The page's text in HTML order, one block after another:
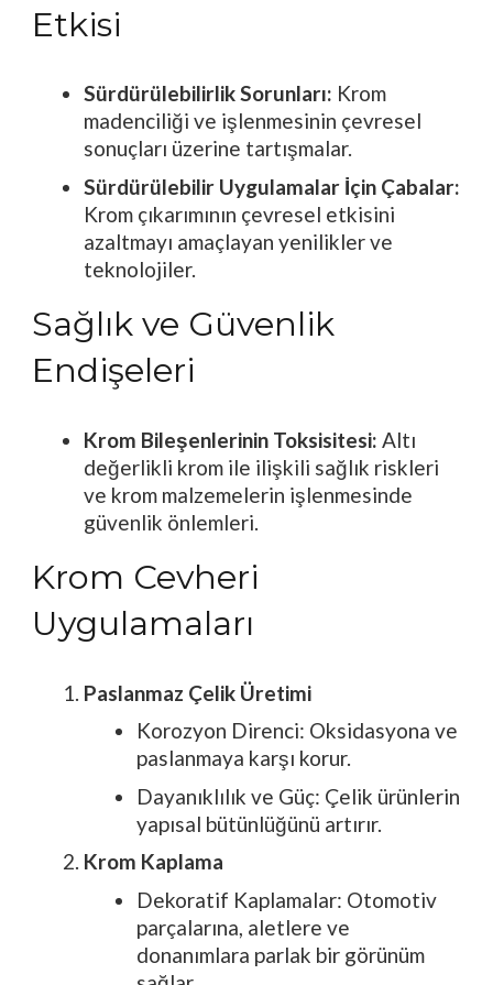
Etkisi
Sürdürülebilirlik Sorunları: Krom
madenciliği ve işlenmesinin çevresel
sonuçları üzerine tartışmalar.
Sürdürülebilir Uygulamalar İçin Çabalar:
Krom çıkarımının çevresel etkisini
azaltmayı amaçlayan yenilikler ve
teknolojiler.
Sağlık ve Güvenlik
Endişeleri
Krom Bileşenlerinin Toksisitesi: Altı
değerlikli krom ile ilişkili sağlık riskleri
ve krom malzemelerin işlenmesinde
güvenlik önlemleri.
Krom Cevheri
Uygulamaları
Paslanmaz Çelik Üretimi
Korozyon Direnci: Oksidasyona ve
paslanmaya karşı korur.
Dayanıklılık ve Güç: Çelik ürünlerin
yapısal bütünlüğünü artırır.
Krom Kaplama
Dekoratif Kaplamalar: Otomotiv
parçalarına, aletlere ve
donanımlara parlak bir görünüm